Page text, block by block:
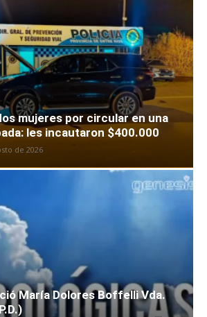
mujeres por circular en una
les incautaron $400.000
de 2026
María Dolores Boffelli Vda.